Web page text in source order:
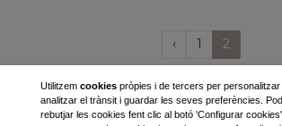
‹Página
anterior
1 2
Utilitzem cookiespròpies i de tercers per personalitzar
analitzar el trànsit i guardar les seves preferències.
rebutjar les cookies fent clic al botó 'Configurar